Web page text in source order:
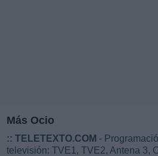
Más Ocio
:: TELETEXTO.COM -
televisión: TVE1, TVE2, Antena 3,